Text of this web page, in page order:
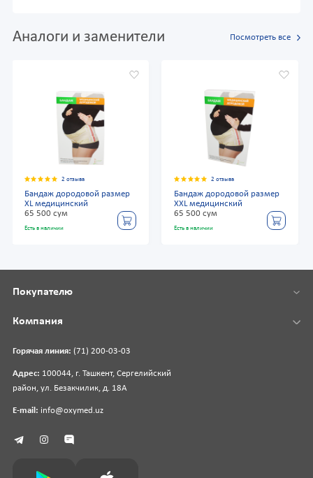
Аналоги и заменители Посмотреть все
2 отзыва
Бандаж дородовой размер
XL медицинский
65 500 сум
Есть в наличии
2 отзыва
Бандаж дородовой размер
XXL медицинский
65 500 сум
Есть в наличии
Горячая линия: (71) 200-03-03
Адрес: 100044, г. Ташкент, Сергелийский
район, ул. Безакчилик, д. 18А
E-mail: info@oxymed.uz
Покупателю
Компания